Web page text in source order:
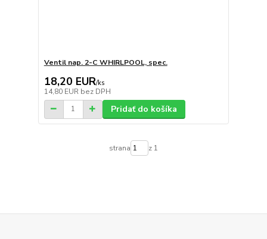
Ventil nap. 2-C WHIRLPOOL, spec.
18,20 EUR/ks
14,80 EUR bez DPH
Pridať do košíka
strana z 1